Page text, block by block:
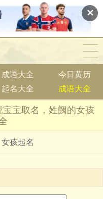
✕
成语大全
今日黄历
起名大全 成语大全
宝取名，姓阙的女孩
女孩起名